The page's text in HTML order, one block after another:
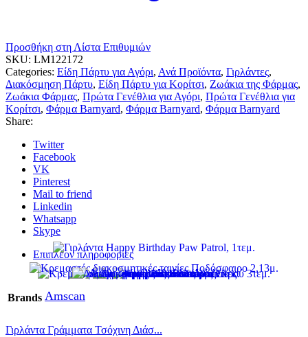
Προσθήκη στη Λίστα Επιθυμιών
SKU: LM122172
Categories: Είδη Πάρτυ για Αγόρι, Ανά Προϊόντα, Γιρλάντες,
Διακόσμηση Πάρτυ, Είδη Πάρτυ για Κορίτσι, Ζωάκια της Φάρμας,
Ζωάκια Φάρμας, Πρώτα Γενέθλια για Αγόρι, Πρώτα Γενέθλια για
Κορίτσι, Φάρμα Barnyard, Φάρμα Barnyard, Φάρμα Barnyard
Share:
Twitter
Facebook
VK
Pinterest
Mail to friend
Linkedin
Whatsapp
Skype
Επιπλέον πληροφορίες
Brands Amscan
Γιρλάντα Γράμματα Τσόχινη Διάσ...